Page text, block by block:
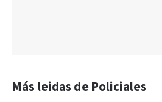
Más leidas de Policiales